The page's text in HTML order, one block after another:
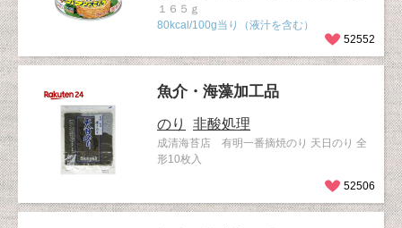
１６５ｇ
80kcal/100g当り（液汁を含む）
52552
魚介・海藻加工品
のり 非酸処理
成清海苔店 有明一番摘焼のり 天日のり 全
形10枚入
52506